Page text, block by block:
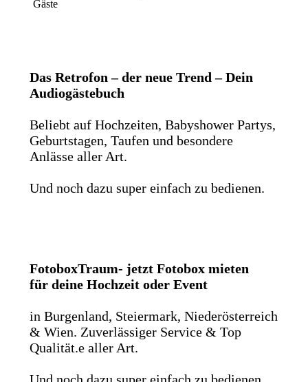
Gäste
Das Retrofon – der neue Trend – Dein
Audiogästebuch
Beliebt auf Hochzeiten, Babyshower Partys,
Geburtstagen, Taufen und besondere
Anlässe aller Art.
Und noch dazu super einfach zu bedienen.
FotoboxTraum- jetzt Fotobox mieten
für deine Hochzeit oder Event
in Burgenland, Steiermark, Niederösterreich
& Wien. Zuverlässiger Service & Top
Qualität.e aller Art.